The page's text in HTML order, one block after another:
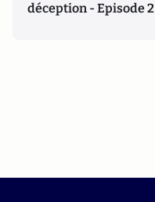
déception - Episode 2